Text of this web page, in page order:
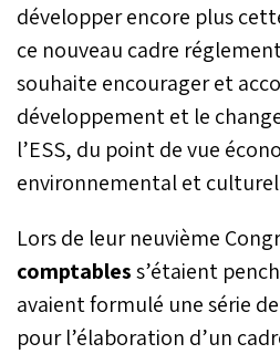
développer encore plus
ce nouveau cadre
souhaite encourager et
développement et le
l’ESS, du point de vue
environnemental et
Lors de leur neuvième
comptabless’étaient
avaient formulé une série
pour l’élaboration d’un